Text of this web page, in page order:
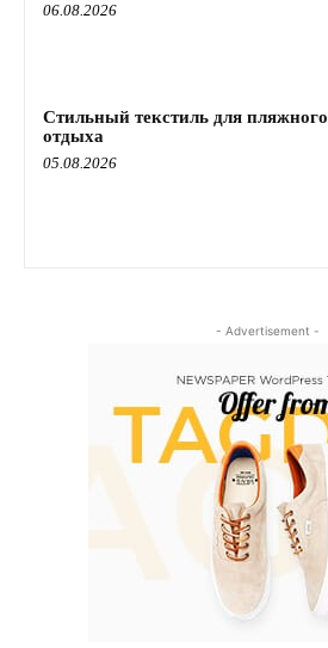
06.08.2026
Стильный текстиль для пляжного
отдыха
05.08.2026
- Advertisement -